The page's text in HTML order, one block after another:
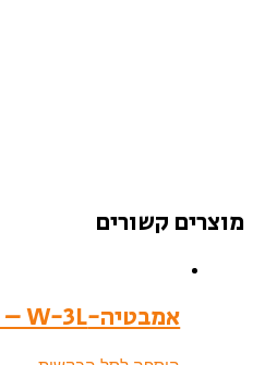
מוצרים קשורים
אמבטיה-Free standing – W-3L